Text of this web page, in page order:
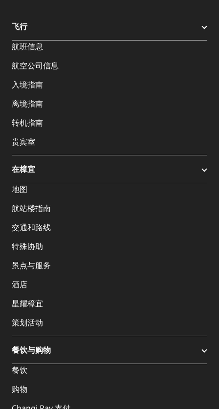
飞行
航班信息
航空公司信息
入境指南
离境指南
转机指南
贵宾室
在樟宜
地图
航站楼指南
交通和路线
特殊协助
景点与服务
酒店
星耀樟宜
策划活动
餐饮与购物
餐饮
购物